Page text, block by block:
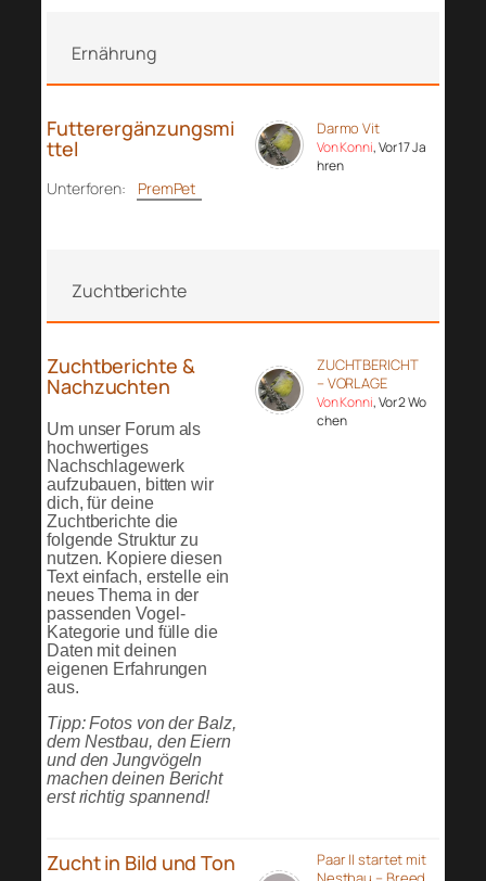
Ernährung
Futterergänzungsmi
ttel
Unterforen: PremPet
Darmo Vit
Von Konni, Vor 17 Ja
hren
Zuchtberichte
Zuchtberichte &
Nachzuchten
Um unser Forum als
hochwertiges
Nachschlagewerk
aufzubauen, bitten wir
dich, für deine
Zuchtberichte die
folgende Struktur zu
nutzen. Kopiere diesen
Text einfach, erstelle ein
neues Thema in der
passenden Vogel-
Kategorie und fülle die
Daten mit deinen
eigenen Erfahrungen
aus.
Tipp: Fotos von der Balz,
dem Nestbau, den Eiern
und den Jungvögeln
machen deinen Bericht
erst richtig spannend!
ZUCHTBERICHT
– VORLAGE
Von Konni, Vor 2 Wo
chen
Zucht in Bild und Ton
Paar II startet mit